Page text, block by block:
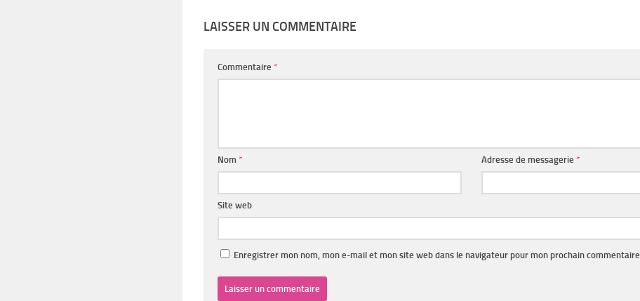
LAISSER UN COMMENTAIRE
Commentaire *
Nom * Adresse de messagerie*
Site web
Enregistrer mon nom, mon e-mail et mon site web dans le navigateur pour mon prochain commentaire.